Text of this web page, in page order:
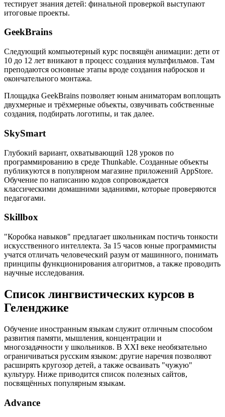
тестирует знания детей: финальной проверкой выступают
итоговые проекты.
GeekBrains
Следующий компьютерный курс посвящён анимации: дети от
10 до 12 лет вникают в процесс создания мультфильмов. Там
преподаются основные этапы вроде создания набросков и
окончательного монтажа.
Площадка GeekBrains позволяет юным аниматорам воплощать
двухмерные и трёхмерные объекты, озвучивать собственные
создания, подбирать логотипы, и так далее.
SkySmart
Глубокий вариант, охватывающий 128 уроков по
программированию в среде Thunkable. Созданные объекты
публикуются в популярном магазине приложений AppStore.
Обучение по написанию кодов сопровождается
классическими домашними заданиями, которые проверяются
педагогами.
Skillbox
"Коробка навыков" предлагает школьникам постичь тонкости
искусственного интеллекта. За 15 часов юные программисты
учатся отличать человеческий разум от машинного, понимать
принципы функционирования алгоритмов, а также проводить
научные исследования.
Список лингвистических курсов в
Геленджике
Обучение иностранным языкам служит отличным способом
развития памяти, мышления, концентрации и
многозадачности у школьников. В XXI веке необязательно
ограничиваться русским языком: другие наречия позволяют
расширять кругозор детей, а также осваивать "чужую"
культуру. Ниже приводится список полезных сайтов,
посвящённых популярным языкам.
Advance